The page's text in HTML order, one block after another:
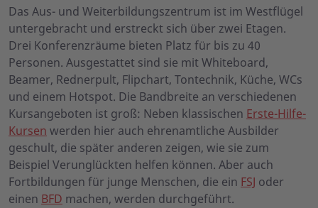
Das Aus- und Weiterbildungszentrum ist im Westflügel
untergebracht und erstreckt sich über zwei Etagen.
Drei Konferenzräume bieten Platz für bis zu 40
Personen. Ausgestattet sind sie mit Whiteboard,
Beamer, Rednerpult, Flipchart, Tontechnik, Küche, WCs
und einem Hotspot. Die Bandbreite an verschiedenen
Kursangeboten ist groß: Neben klassischen Erste-Hilfe-
Kursen werden hier auch ehrenamtliche Ausbilder
geschult, die später anderen zeigen, wie sie zum
Beispiel Verunglückten helfen können. Aber auch
Fortbildungen für junge Menschen, die ein FSJ oder
einen BFD machen, werden durchgeführt.